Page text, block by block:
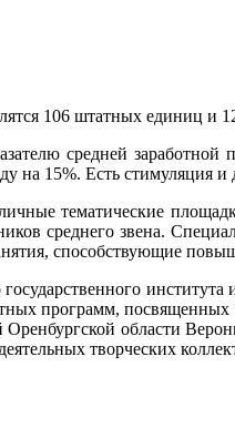
106 штатных единиц и
средней
на 15%. Есть стимуляция
тематические
среднего звена.
способствующие
программ, посвященных
области
творческих